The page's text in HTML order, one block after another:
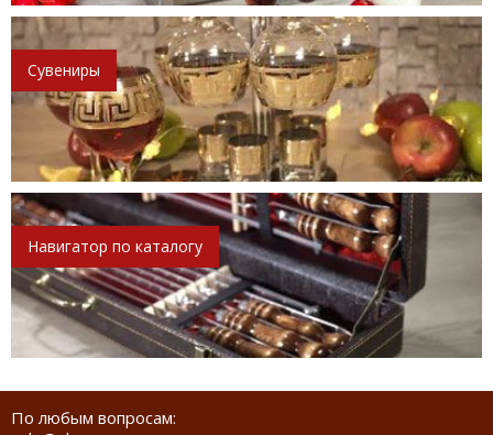
Сувениры
Навигатор по каталогу
По любым вопросам: